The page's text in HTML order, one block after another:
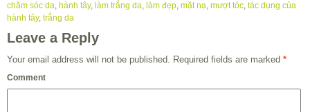
chăm sóc da, hành tây, làm trắng da, làm đẹp, mặt nạ, mượt tóc, tác dụng của
hành tây, trắng da
Leave a Reply
Your email address will not be published. Required fields are marked *
Comment